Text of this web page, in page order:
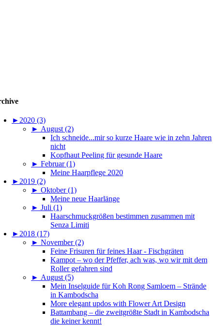
► 2020 (3)
► August (2)
Ich schneide...mir so kurze Haare wie in zehn Jahren
nicht
Kopfhaut Peeling für gesunde Haare
► Februar (1)
Meine Haarpflege 2020
► 2019 (2)
► Oktober (1)
Meine neue Haarlänge
► Juli (1)
Haarschmuckgrößen bestimmen zusammen mit
Senza Limiti
► 2018 (17)
► November (2)
Feine Frisuren für feines Haar - Fischgräten
Kampot – wo der Pfeffer, ach was, wo wir mit dem
Roller gefahren sind
► August (5)
Mein Inselguide für Koh Rong Samloem – Strände
in Kambodscha
More elegant updos with Flower Art Design
Battambang – die zweitgrößte Stadt in Kambodscha
die keiner kennt!